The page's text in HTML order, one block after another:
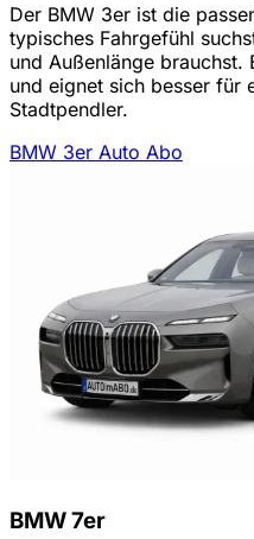
Der BMW 3er ist die
typisches Fahrgefühl
und Außenlänge
und eignet sich besser für
Stadtpendler.
BMW 3er Auto Abo
BMW 7er